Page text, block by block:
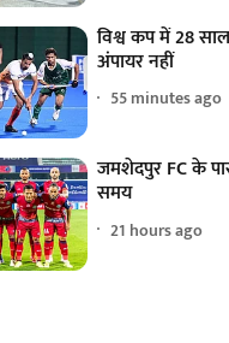
विश्व कप में 28
अंपायर नहीं
55 minutes ago
जमशेदपुर FC के
समय
21 hours ago